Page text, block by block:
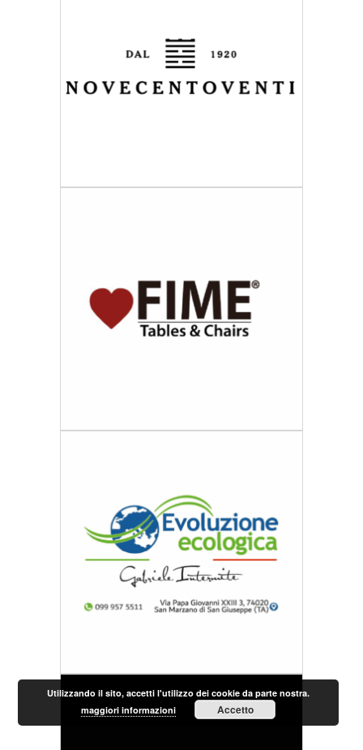
Utilizzando il sito, accetti l'utilizzo dei cookie da parte nostra.
maggiori informazioni
Accetto